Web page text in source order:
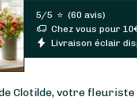
5/5 ⭐ (60 avis)
Chez vous pour10
Livraison éclair
Clotilde, votre fleuriste